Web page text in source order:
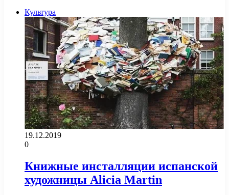
Культура
19.12.2019
0
Книжные инсталляции испанской
художницы Alicia Martin